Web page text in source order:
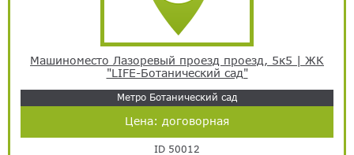
Машиноместо Лазоревый проезд проезд, 5к5 | ЖК
"LIFE-Ботанический сад"
Метро Ботанический сад
Цена: договорная
ID 50012